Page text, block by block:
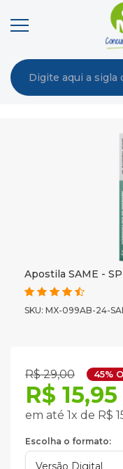
Apostila SAME -
SKU: MX-099AB-24-
R$ 29,00 45%
R$ 15,95
em até 1x de R$
Escolha o formato: